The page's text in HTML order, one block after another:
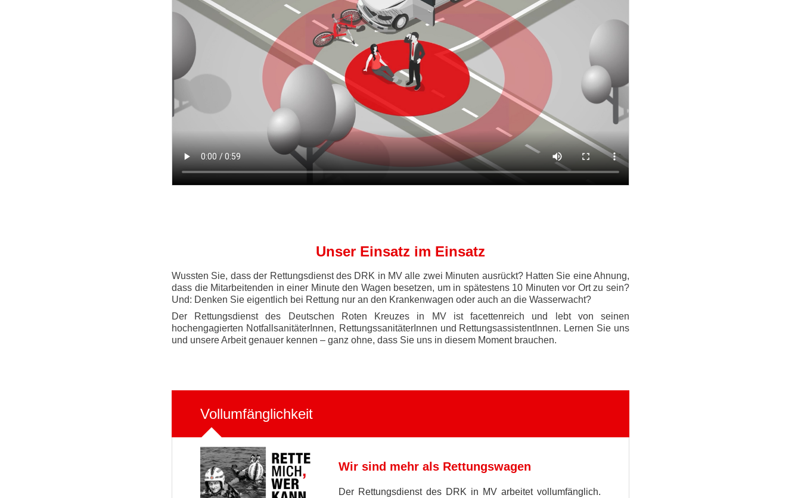
Unser Einsatz im Einsatz
Wussten Sie, dass der Rettungsdienst des DRK in MV alle zwei Minuten ausrückt? Hatten Sie eine Ahnung,
dass die Mitarbeitenden in einer Minute den Wagen besetzen, um in spätestens 10 Minuten vor Ort zu sein?
Und: Denken Sie eigentlich bei Rettung nur an den Krankenwagen oder auch an die Wasserwacht?
Der Rettungsdienst des Deutschen Roten Kreuzes in MV ist facettenreich und lebt von seinen
hochengagierten NotfallsanitäterInnen, RettungssanitäterInnen und RettungsassistentInnen. Lernen Sie uns
und unsere Arbeit genauer kennen – ganz ohne, dass Sie uns in diesem Moment brauchen.
Vollumfänglichkeit
Wir sind mehr als Rettungswagen
Der Rettungsdienst des DRK in MV arbeitet vollumfänglich.